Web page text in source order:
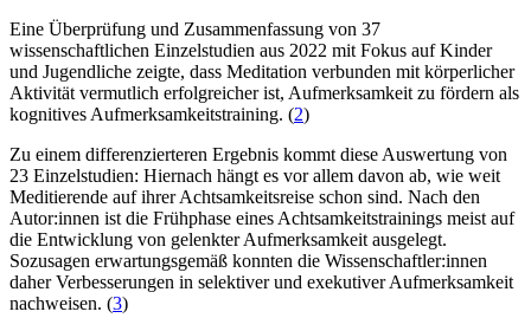
Eine Überprüfung und Zusammenfassung von 37
wissenschaftlichen Einzelstudien aus 2022 mit Fokus auf Kinder
und Jugendliche zeigte, dass Meditation verbunden mit körperlicher
Aktivität vermutlich erfolgreicher ist, Aufmerksamkeit zu fördern als
kognitives Aufmerksamkeitstraining. (2)
Zu einem differenzierteren Ergebnis kommt diese Auswertung von
23 Einzelstudien: Hiernach hängt es vor allem davon ab, wie weit
Meditierende auf ihrer Achtsamkeitsreise schon sind. Nach den
Autor:innen ist die Frühphase eines Achtsamkeitstrainings meist auf
die Entwicklung von gelenkter Aufmerksamkeit ausgelegt.
Sozusagen erwartungsgemäß konnten die Wissenschaftler:innen
daher Verbesserungen in selektiver und exekutiver Aufmerksamkeit
nachweisen. (3)